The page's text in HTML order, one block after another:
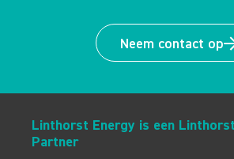
Neem contact op
Linthorst Energy is een
Partner